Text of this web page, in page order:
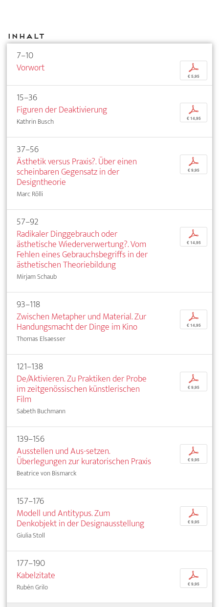
Inhalt
7–10
Vorwort
p
€ 5,95
15–36
Figuren der Deaktivierung
Kathrin Busch
p
€ 14,95
37–56
Ästhetik versus Praxis?. Über einen
scheinbaren Gegensatz in der
Designtheorie
Marc Rölli
p
€ 9,95
57–92
Radikaler Dinggebrauch oder
ästhetische Wiederverwertung?. Vom
Fehlen eines Gebrauchsbegriffs in der
ästhetischen Theoriebildung
Mirjam Schaub
p
€ 14,95
93–118
Zwischen Metapher und Material. Zur
Handungsmacht der Dinge im Kino
Thomas Elsaesser
p
€ 14,95
121–138
De/Aktivieren. Zu Praktiken der Probe
im zeitgenössischen künstlerischen
Film
Sabeth Buchmann
p
€ 9,95
139–156
Ausstellen und Aus-setzen.
Überlegungen zur kuratorischen Praxis
Beatrice von Bismarck
p
€ 9,95
157–176
Modell und Antitypus. Zum
Denkobjekt in der Designausstellung
Giulia Stoll
p
€ 9,95
177–190
Kabelzitate
Rubén Grilo
p
€ 9,95